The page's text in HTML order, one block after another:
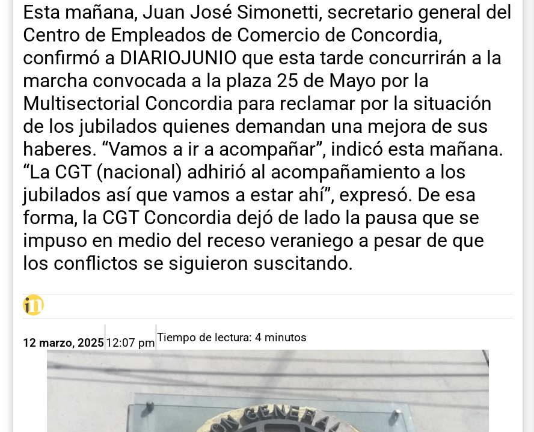
Esta mañana, Juan José Simonetti, secretario general del
Centro de Empleados de Comercio de Concordia,
confirmó a DIARIOJUNIO que esta tarde concurrirán a la
marcha convocada a la plaza 25 de Mayo por la
Multisectorial Concordia para reclamar por la situación
de los jubilados quienes demandan una mejora de sus
haberes. “Vamos a ir a acompañar”, indicó esta mañana.
“La CGT (nacional) adhirió al acompañamiento a los
jubilados así que vamos a estar ahí”, expresó. De esa
forma, la CGT Concordia dejó de lado la pausa que se
impuso en medio del receso veraniego a pesar de que
los conflictos se siguieron suscitando.
12 marzo, 2025 12:07 pmTiempo de lectura: 4 minutos